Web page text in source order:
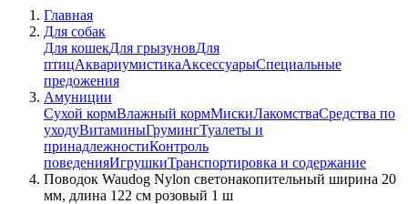
Главная
Для собак
Для кошекДля грызуновДля
птицАквариумистикаАксессуарыСпециальные
предожения
Амуниции
Сухой кормВлажный кормМискиЛакомстваСредства по
уходуВитаминыГрумингТуалеты и
принадлежностиКонтроль
поведенияИгрушкиТранспортировка и содержание
Поводок Waudog Nylon светонакопительный ширина 20
мм, длина 122 см розовый 1 ш